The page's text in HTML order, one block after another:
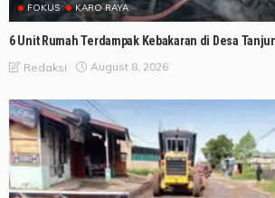
FOKUS KARO RAYA
6 Unit Rumah Terdampak Kebakaran di Desa
Redaksi August 8, 2026